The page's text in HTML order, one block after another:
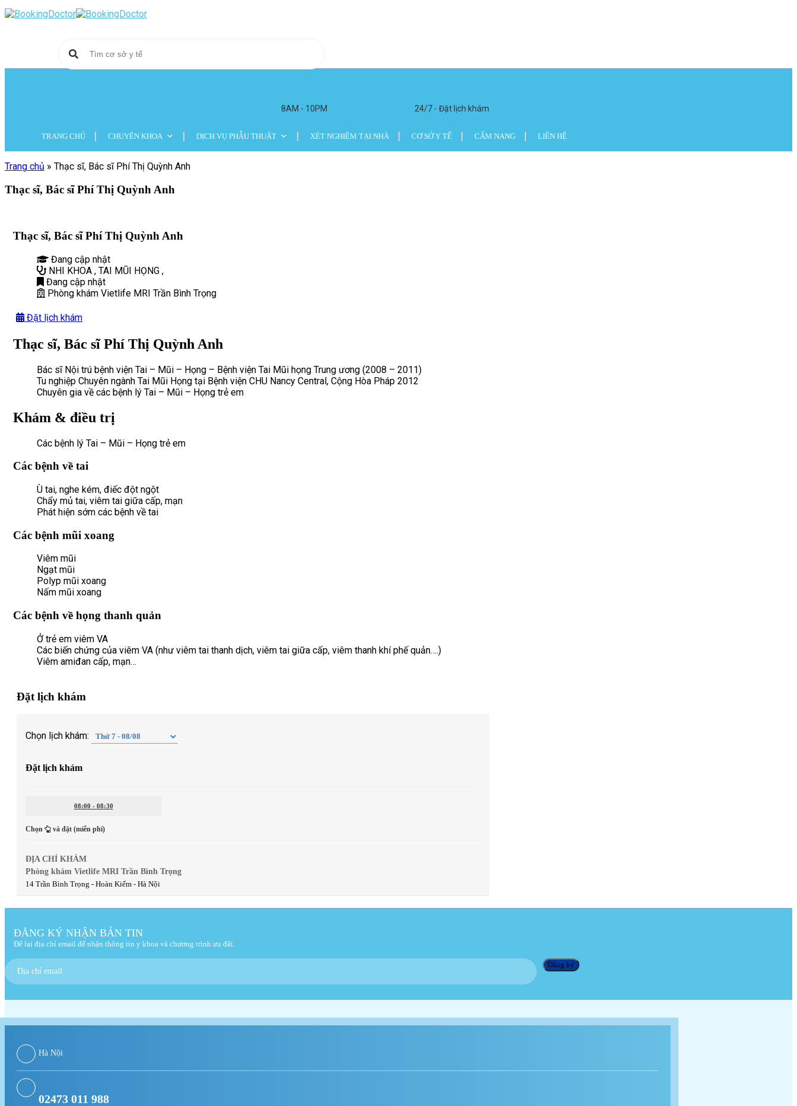
Skip
to
8AM - 10PM 24/7 - Đặt lịch khám
TRANG CHỦ CHUYÊN KHOA DỊCH VỤ PHẪU THUẬT XÉT NGHIỆM TẠI NHÀ CƠ SỞ Y TẾ CẨM NANG LIÊN HỆ
Trang chủ » Thạc sĩ, Bác sĩ Phí Thị Quỳnh Anh
Thạc sĩ, Bác sĩ Phí Thị Quỳnh Anh
Thạc sĩ, Bác sĩ Phí Thị Quỳnh Anh
Đang cập nhật
NHI KHOA , TAI MŨI HỌNG ,
Đang cập nhật
Phòng khám Vietlife MRI Trần Bình Trọng
Đặt lịch khám
Thạc sĩ, Bác sĩ Phí Thị Quỳnh Anh
Bác sĩ Nội trú bệnh viện Tai – Mũi – Họng – Bệnh viện Tai Mũi họng Trung ương (2008 – 2011)
Tu nghiệp Chuyên ngành Tai Mũi Họng tại Bệnh viện CHU Nancy Central, Cộng Hòa Pháp 2012
Chuyên gia về các bệnh lý Tai – Mũi – Họng trẻ em
Khám & điều trị
Các bệnh lý Tai – Mũi – Họng trẻ em
Các bệnh về tai
Ù tai, nghe kém, điếc đột ngột
Chẩy mủ tai, viêm tai giữa cấp, mạn
Phát hiện sớm các bệnh về tai
Các bệnh mũi xoang
Viêm mũi
Ngạt mũi
Polyp mũi xoang
Nấm mũi xoang
Các bệnh về họng thanh quản
Ở trẻ em viêm VA
Các biến chứng của viêm VA (như viêm tai thanh dịch, viêm tai giữa cấp, viêm thanh khí phế quản….)
Viêm amiđan cấp, mạn…
Đặt lịch khám
Chọn lịch khám:
Đặt lịch khám
08:00 - 08:30
Chọn và đặt (miễn phí)
ĐỊA CHỈ KHÁM
Phòng khám Vietlife MRI Trần Bình Trọng
14 Trần Bình Trọng - Hoàn Kiếm - Hà Nội
ĐĂNG KÝ NHẬN BẢN TIN
Để lại địa chỉ email để nhận thông tin y khoa và chương trình ưu đãi.
Hà Nội
02473 011 988